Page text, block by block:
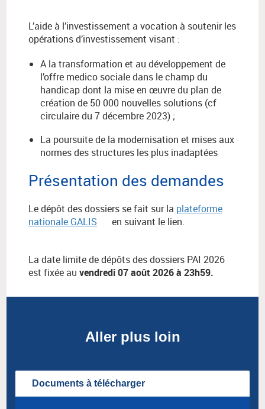
L’aide à l’investissement a vocation à soutenir les
opérations d’investissement visant :
A la transformation et au développement de
l’offre medico sociale dans le champ du
handicap dont la mise en œuvre du plan de
création de 50 000 nouvelles solutions (cf
circulaire du 7 décembre 2023) ;
La poursuite de la modernisation et mises aux
normes des structures les plus inadaptées
Présentation des demandes
Le dépôt des dossiers se fait sur la plateforme
nationale GALIS
en suivant le lien.
La date limite de dépôts des dossiers PAI 2026
est fixée au vendredi 07 août 2026 à 23h59.
Aller plus loin
Documents à télécharger